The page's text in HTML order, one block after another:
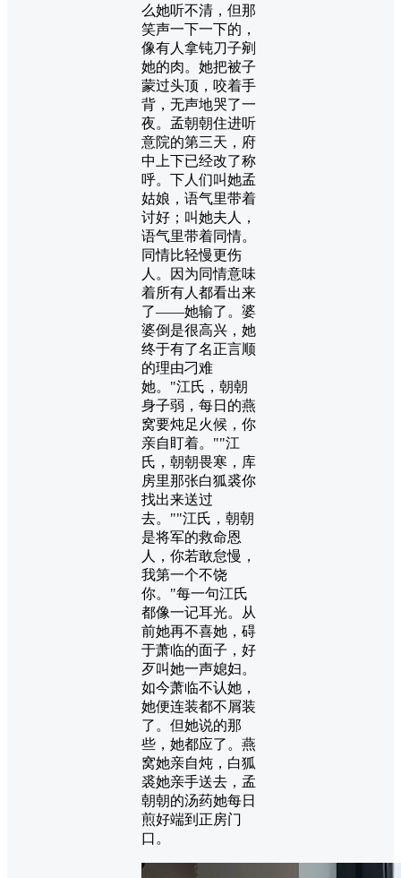
么她听不清，但那
笑声一下一下的，
像有人拿钝刀子剜
她的肉。她把被子
蒙过头顶，咬着手
背，无声地哭了一
夜。孟朝朝住进听
意院的第三天，府
中上下已经改了称
呼。下人们叫她孟
姑娘，语气里带着
讨好；叫她夫人，
语气里带着同情。
同情比轻慢更伤
人。因为同情意味
着所有人都看出来
了——她输了。婆
婆倒是很高兴，她
终于有了名正言顺
的理由刁难
她。"江氏，朝朝
身子弱，每日的燕
窝要炖足火候，你
亲自盯着。""江
氏，朝朝畏寒，库
房里那张白狐裘你
找出来送过
去。""江氏，朝朝
是将军的救命恩
人，你若敢怠慢，
我第一个不饶
你。"每一句江氏
都像一记耳光。从
前她再不喜她，碍
于萧临的面子，好
歹叫她一声媳妇。
如今萧临不认她，
她便连装都不屑装
了。但她说的那
些，她都应了。燕
窝她亲自炖，白狐
裘她亲手送去，孟
朝朝的汤药她每日
煎好端到正房门
口。